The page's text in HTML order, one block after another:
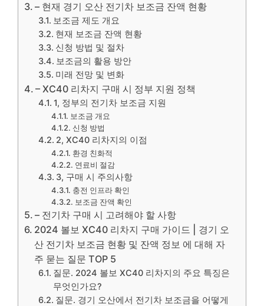
– 현재 경기 오산 전기차 보조금 잔액 현황
보조금 제도 개요
현재 보조금 잔액 현황
신청 방법 및 절차
보조금의 활용 방안
미래 전망 및 변화
– XC40 리차지 구매 시 정부 지원 정책
1, 정부의 전기차 보조금 지원
보조금 개요
신청 방법
2, XC40 리차지의 이점
환경 친화적
연료비 절감
3, 구매 시 주의사항
충전 인프라 확인
보조금 잔액 확인
– 전기차 구매 시 고려해야 할 사항
2024 볼보 XC40 리차지 구매 가이드 | 경기 오
산 전기차 보조금 현황 및 잔액 정보 에 대해 자
주 묻는 질문 TOP 5
질문. 2024 볼보 XC40 리차지의 주요 특징은
무엇인가요?
질문. 경기 오산에서 전기차 보조금을 어떻게